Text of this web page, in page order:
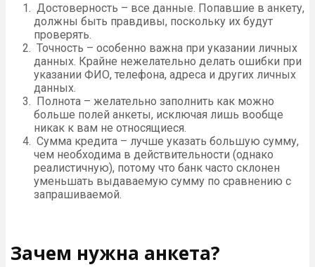
Достоверность – все данные. Попавшие в анкету,
должны быть правдивы, поскольку их будут
проверять.
Точность – особенно важна при указании личных
данных. Крайне нежелательно делать ошибки при
указании ФИО, телефона, адреса и других личных
данных.
Полнота – желательно заполнить как можно
больше полей анкеты, исключая лишь вообще
никак к вам не относящиеся.
Сумма кредита – лучше указать большую сумму,
чем необходима в действительности (однако
реалистичную), потому что банк часто склонен
уменьшать выдаваемую сумму по сравнению с
запрашиваемой.
Зачем нужна анкета?